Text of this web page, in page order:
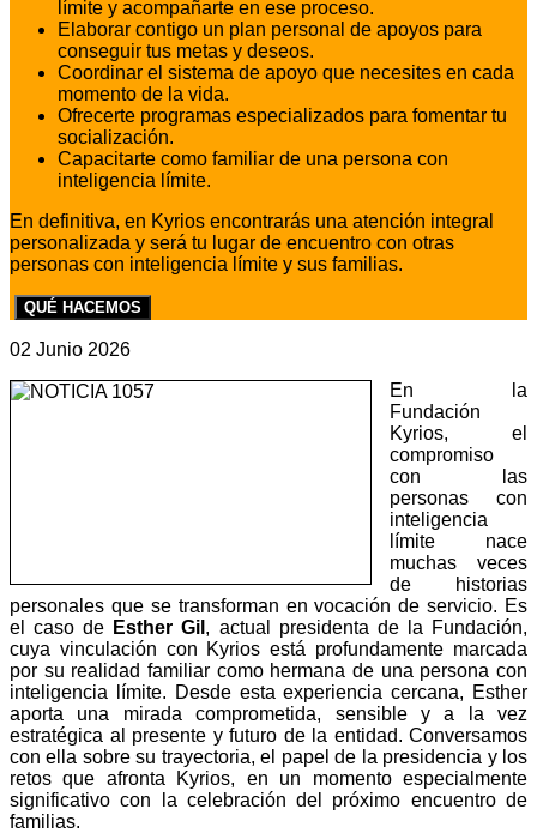
límite y acompañarte en ese proceso.
Elaborar contigo un plan personal de apoyos para
conseguir tus metas y deseos.
Coordinar el sistema de apoyo que necesites en cada
momento de la vida.
Ofrecerte programas especializados para fomentar tu
socialización.
Capacitarte como familiar de una persona con
inteligencia límite.
En definitiva, en Kyrios encontrarás una atención integral
personalizada y será tu lugar de encuentro con otras
personas con inteligencia límite y sus familias.
QUÉ HACEMOS
02 Junio 2026
En la
Fundación
Kyrios, el
compromiso
con las
personas con
inteligencia
límite nace
muchas veces
de historias
personales que se transforman en vocación de servicio. Es
el caso de Esther Gil , actual presidenta de la Fundación,
cuya vinculación con Kyrios está profundamente marcada
por su realidad familiar como hermana de una persona con
inteligencia límite. Desde esta experiencia cercana, Esther
aporta una mirada comprometida, sensible y a la vez
estratégica al presente y futuro de la entidad. Conversamos
con ella sobre su trayectoria, el papel de la presidencia y los
retos que afronta Kyrios, en un momento especialmente
significativo con la celebración del próximo encuentro de
familias.